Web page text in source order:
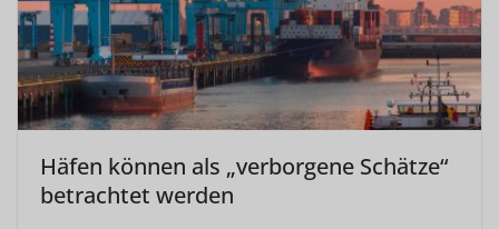
Häfen können als „verborgene Schätze“
betrachtet werden